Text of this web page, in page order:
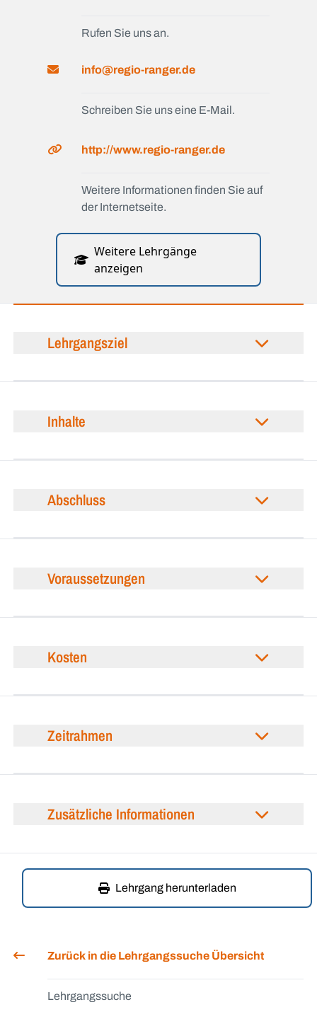
Rufen Sie uns an.
info@regio-ranger.de
Schreiben Sie uns eine E-Mail.
http://www.regio-ranger.de
Weitere Informationen finden Sie auf
der Internetseite.
Weitere Lehrgänge
anzeigen
Lehrgangsziel
Inhalte
Abschluss
Voraussetzungen
Kosten
Zeitrahmen
Zusätzliche Informationen
Lehrgang herunterladen
Zurück in die Lehrgangssuche Übersicht
Lehrgangssuche